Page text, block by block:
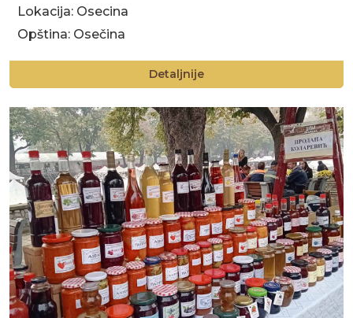
Lokacija: Osecina
Opština: Osečina
Detaljnije